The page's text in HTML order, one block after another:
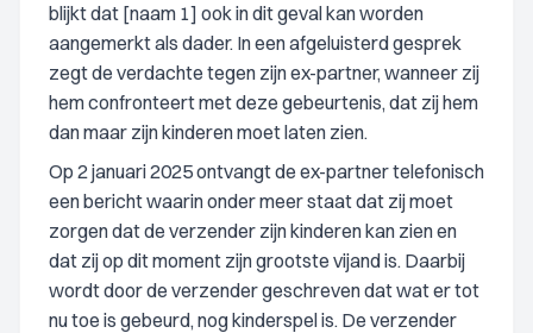
blijkt dat [naam 1] ook in dit geval kan worden
aangemerkt als dader. In een afgeluisterd gesprek
zegt de verdachte tegen zijn ex-partner, wanneer zij
hem confronteert met deze gebeurtenis, dat zij hem
dan maar zijn kinderen moet laten zien.
Op 2 januari 2025 ontvangt de ex-partner telefonisch
een bericht waarin onder meer staat dat zij moet
zorgen dat de verzender zijn kinderen kan zien en
dat zij op dit moment zijn grootste vijand is. Daarbij
wordt door de verzender geschreven dat wat er tot
nu toe is gebeurd, nog kinderspel is. De verzender